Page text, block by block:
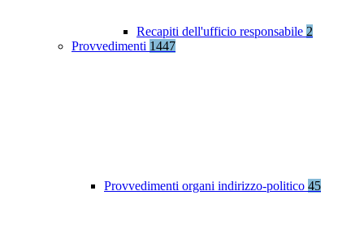
Recapiti dell'ufficio responsabile 2
Provvedimenti 1447
Provvedimenti organi indirizzo-politico 45